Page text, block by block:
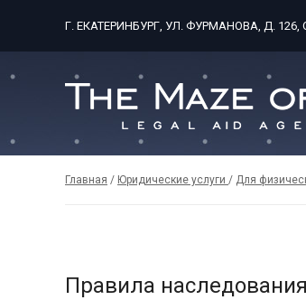
Г. ЕКАТЕРИНБУРГ, УЛ. ФУРМАНОВА, Д. 126,
Главная / Юридические услуги / Для
Правила наследования